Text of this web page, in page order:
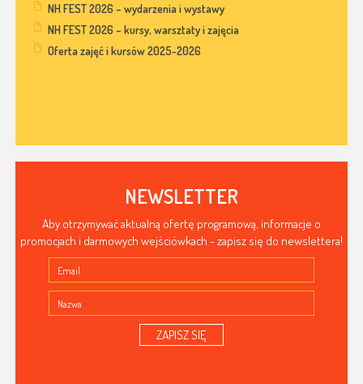
NH FEST 2026 – wydarzenia i wystawy
NH FEST 2026 – kursy, warsztaty i zajęcia
Oferta zajęć i kursów 2025-2026
NEWSLETTER
Aby otrzymywać aktualną ofertę programową, informacje o
promocjach i darmowych wejściówkach - zapisz się do newslettera!
ZAPISZ SIĘ